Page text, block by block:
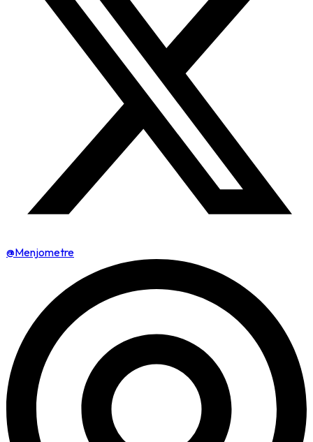
@Menjometre